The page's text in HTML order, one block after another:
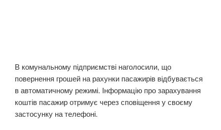
В комунальному підприємстві наголосили, що
повернення грошей на рахунки пасажирів відбувається
в автоматичному режимі. Інформацію про зарахування
коштів пасажир отримує через сповіщення у своєму
застосунку на телефоні.